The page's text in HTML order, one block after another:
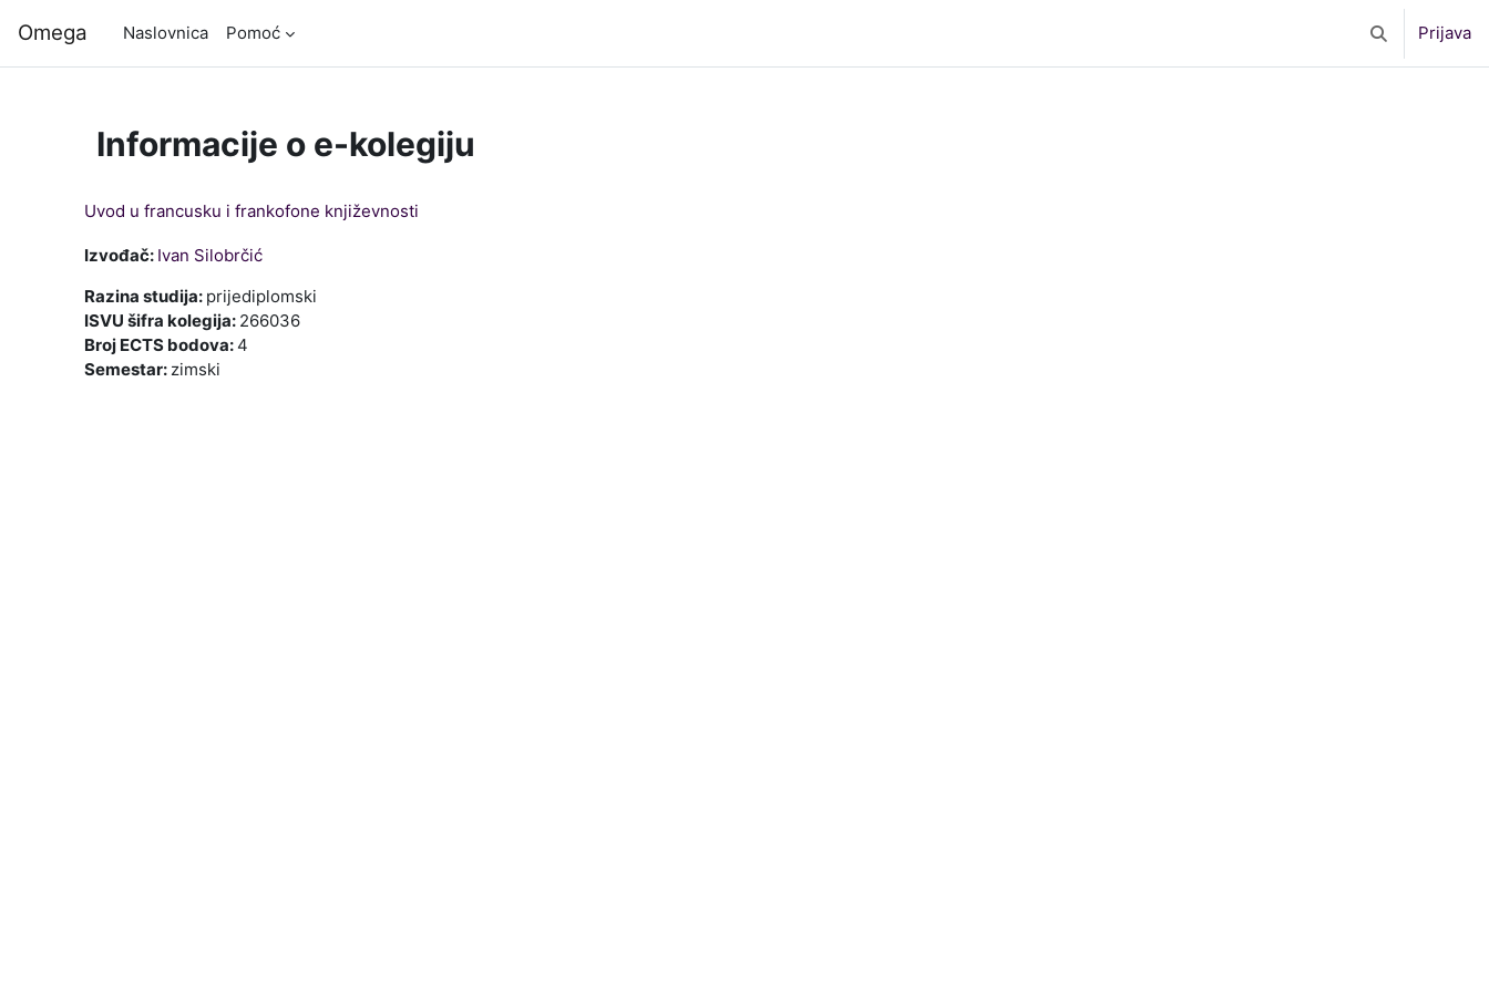
Omega Naslovnica Pomoć Toggle search
Prijava
Informacije o e-kolegiju
Uvod u francusku i frankofone književnosti
Izvođač: Ivan Silobrčić
Razina studija: prijediplomski
ISVU šifra kolegija: 266036
Broj ECTS bodova:4
Semestar: zimski